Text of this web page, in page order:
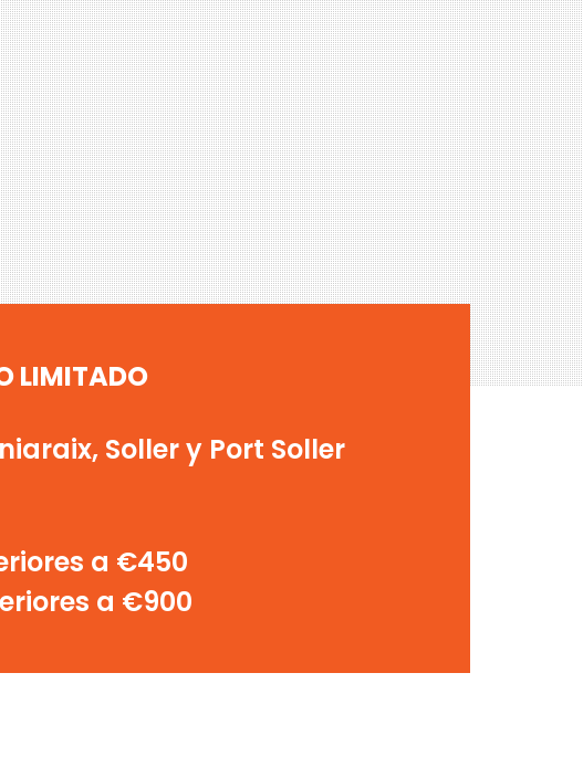
LIMITADO
Soller y Port Soller
a €450
a €900